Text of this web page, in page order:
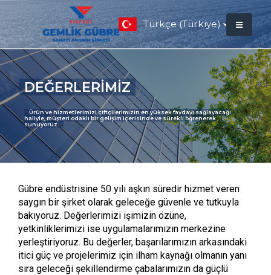
Türkçe (Türkiye)
DEĞERLERİMİZ
Ürün ve hizmetlerimizi çiftçilerimizin en yüksek faydayı sağlayacağı
haliyle, müşteri odaklı bir gelişim içerisinde ve sürekli öğrenerek
sunuyoruz.
Gübre endüstrisine 50 yılı aşkın süredir hizmet veren
saygın bir şirket olarak geleceğe güvenle ve tutkuyla
bakıyoruz. Değerlerimizi işimizin özüne,
yetkinliklerimizi ise uygulamalarımızın merkezine
yerleştiriyoruz. Bu değerler, başarılarımızın arkasındaki
itici güç ve projelerimiz için ilham kaynağı olmanın yanı
sıra geleceği şekillendirme çabalarımızın da güçlü